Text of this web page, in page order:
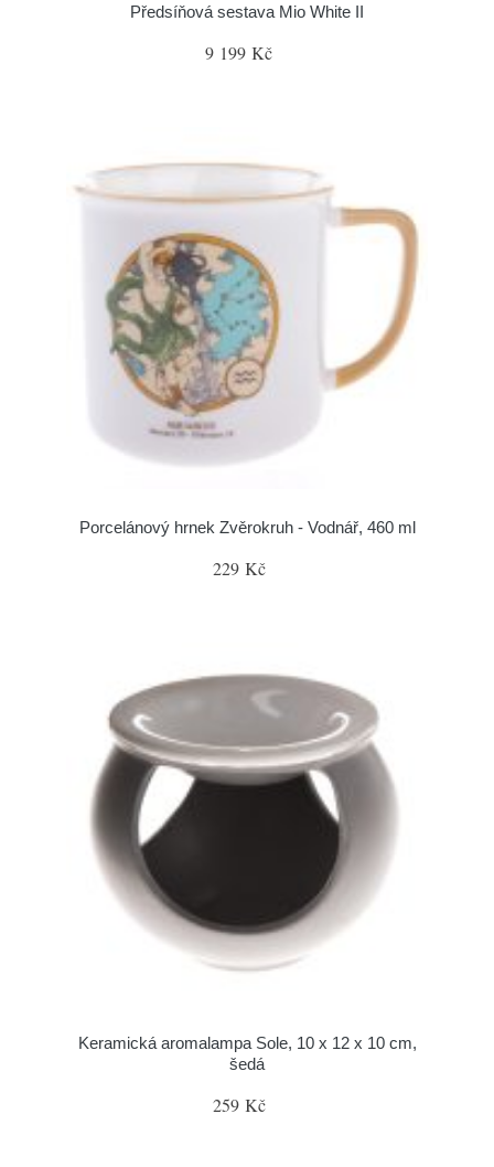
Předsíňová sestava Mio White II
9 199 Kč
Porcelánový hrnek Zvěrokruh - Vodnář, 460 ml
229 Kč
Keramická aromalampa Sole, 10 x 12 x 10 cm,
šedá
259 Kč